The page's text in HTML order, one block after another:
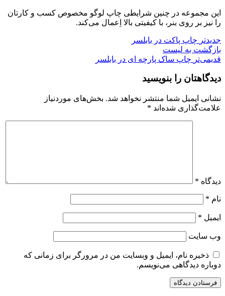
این مجموعه در چنین شرایطی چاپ لوگو مخصوص کسب و کارتان
را نیز بر روی بنر، با کیفیتی بالا اِعمال می‌کند.
جدیدتر چاپ پاکت در بابلسر
بازگشت به لیست
قدیمی‌تر چاپ ساک پارچه ای در بابلسر
دیدگاهتان را بنویسید
نشانی ایمیل شما منتشر نخواهد شد. بخش‌های موردنیاز
علامت‌گذاری شده‌اند *
دیدگاه *
نام *
ایمیل *
وب‌ سایت
ذخیره نام، ایمیل و وبسایت من در مرورگر برای زمانی که
دوباره دیدگاهی می‌نویسم.